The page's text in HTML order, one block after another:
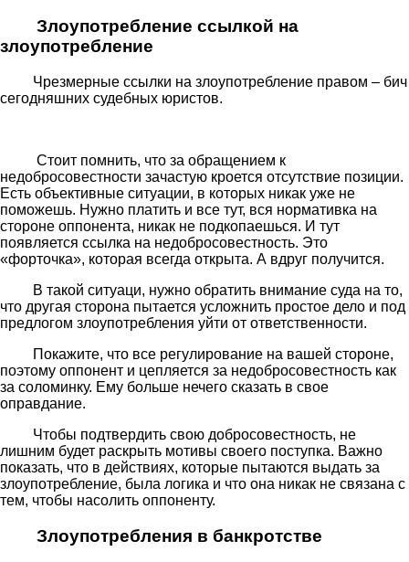
Злоупотребление ссылкой на
злоупотребление
Чрезмерные ссылки на злоупотребление правом – бич
сегодняшних судебных юристов.
Стоит помнить, что за обращением к
недобросовестности зачастую кроется отсутствие позиции.
Есть объективные ситуации, в которых никак уже не
поможешь. Нужно платить и все тут, вся нормативка на
стороне оппонента, никак не подкопаешься. И тут
появляется ссылка на недобросовестность. Это
«форточка», которая всегда открыта. А вдруг получится.
В такой ситуаци, нужно обратить внимание суда на то,
что другая сторона пытается усложнить простое дело и под
предлогом злоупотребления уйти от ответственности.
Покажите, что все регулирование на вашей стороне,
поэтому оппонент и цепляется за недобросовестность как
за соломинку. Ему больше нечего сказать в свое
оправдание.
Чтобы подтвердить свою добросовестность, не
лишним будет раскрыть мотивы своего поступка. Важно
показать, что в действиях, которые пытаются выдать за
злоупотребление, была логика и что она никак не связана с
тем, чтобы насолить оппоненту.
Злоупотребления в банкротстве